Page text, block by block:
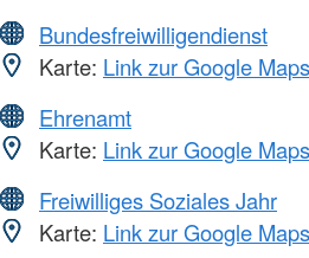
Bundesfreiwilligendienst
Karte: Link zur Google
Ehrenamt
Karte: Link zur Google
Freiwilliges Soziales Jahr
Karte: Link zur Google